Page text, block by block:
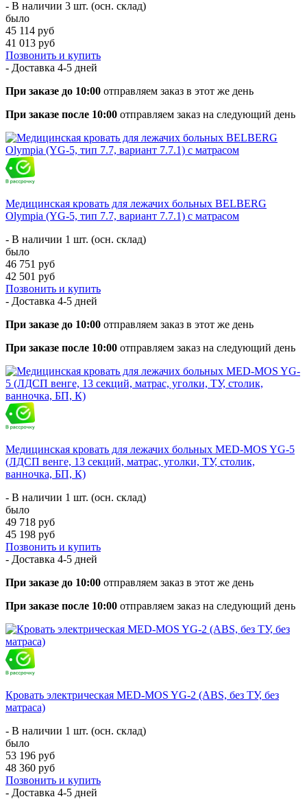
- В наличии 3 шт. (осн. склад)
было
45 114 руб
41 013 руб
Позвонить и купить
- Доставка 4-5 дней
При заказе до 10:00 отправляем заказ в этот же день
При заказе после 10:00 отправляем заказ на следующий день
Медицинская кровать для лежачих больных BELBERG
Olympia (YG-5, тип 7.7, вариант 7.7.1) с матрасом
- В наличии 1 шт. (осн. склад)
было
46 751 руб
42 501 руб
Позвонить и купить
- Доставка 4-5 дней
При заказе до 10:00 отправляем заказ в этот же день
При заказе после 10:00 отправляем заказ на следующий день
Медицинская кровать для лежачих больных MED-MOS YG-5
(ЛДСП венге, 13 секций, матрас, уголки, ТУ, столик,
ванночка, БП, К)
- В наличии 1 шт. (осн. склад)
было
49 718 руб
45 198 руб
Позвонить и купить
- Доставка 4-5 дней
При заказе до 10:00 отправляем заказ в этот же день
При заказе после 10:00 отправляем заказ на следующий день
Кровать электрическая MED-MOS YG-2 (ABS, без ТУ, без
матраса)
- В наличии 1 шт. (осн. склад)
было
53 196 руб
48 360 руб
Позвонить и купить
- Доставка 4-5 дней